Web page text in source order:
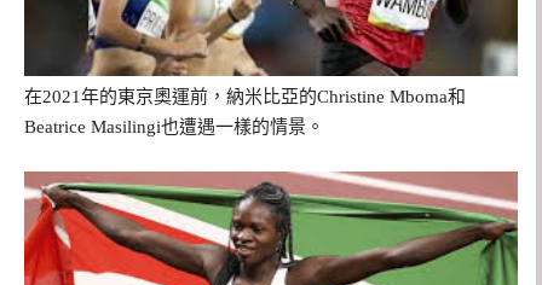
在2021年的東京奧運前，納米比亞的Christine Mboma和
Beatrice Masilingi也遭遇一樣的情景。